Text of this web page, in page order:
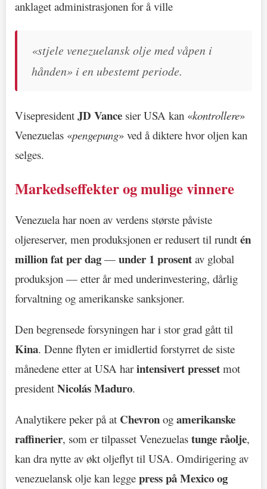
anklaget administrasjonen for å ville
«stjele venezuelansk olje med våpen i
hånden» i en ubestemt periode.
Visepresident JD Vance sier USA kan «kontrollere»
Venezuelas «pengepung» ved å diktere hvor oljen kan
selges.
Markedseffekter og mulige vinnere
Venezuela har noen av verdens største påviste
oljereserver, men produksjonen er redusert til rundt én
million fat per dag — under 1 prosent av global
produksjon — etter år med underinvestering, dårlig
forvaltning og amerikanske sanksjoner.
Den begrensede forsyningen har i stor grad gått til
Kina. Denne flyten er imidlertid forstyrret de siste
månedene etter at USA harintensivert presset mot
president Nicolás Maduro.
Analytikere peker på at Chevron og amerikanske
raffinerier, som er tilpasset Venezuelas tunge råolje,
kan dra nytte av økt oljeflyt til USA. Omdirigering av
venezuelansk olje kan legge press på Mexico og